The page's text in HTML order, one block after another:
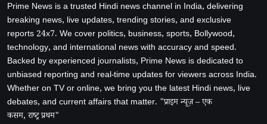
Prime News is a trusted Hindi news channel in India, delivering
breaking news, live updates, trending stories, and exclusive
reports 24x7. We cover politics, business, sports, Bollywood,
technology, and international news with accuracy and speed.
Backed by experienced journalists, Prime News is dedicated to
unbiased reporting and real-time updates for viewers across India.
Whether on TV or online, we bring you the latest Hindi news, live
debates, and current affairs that matter. "प्राइम न्यूज़ – एक
कसम, राष्ट्र प्रथम"